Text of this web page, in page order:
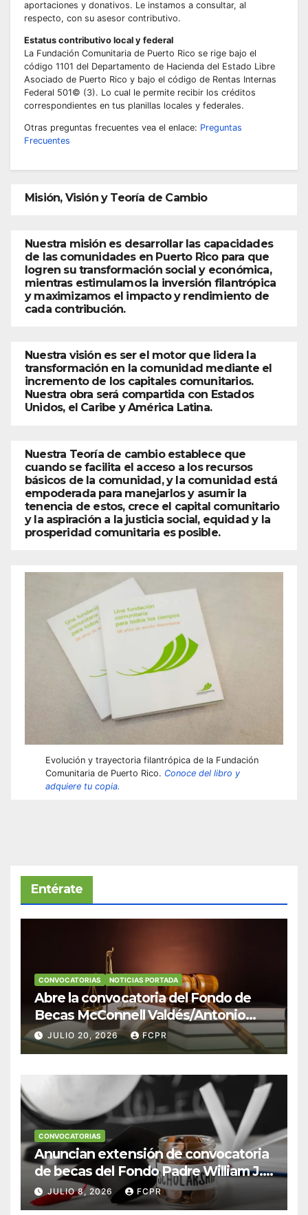
aportaciones y donativos. Le instamos a consultar, al
respecto, con su asesor contributivo.
Estatus contributivo local y federal
La Fundación Comunitaria de Puerto Rico se rige bajo el
código 1101 del Departamento de Hacienda del Estado Libre
Asociado de Puerto Rico y bajo el código de Rentas Internas
Federal 501© (3). Lo cual le permite recibir los créditos
correspondientes en tus planillas locales y federales.
Otras preguntas frecuentes vea el enlace: Preguntas
Frecuentes
Misión, Visión y Teoría de Cambio
Nuestra misión es desarrollar las capacidades
de las comunidades en Puerto Rico para que
logren su transformación social y económica,
mientras estimulamos la inversión filantrópica
y maximizamos el impacto y rendimiento de
cada contribución.
Nuestra visión es ser el motor que lidera la
transformación en la comunidad mediante el
incremento de los capitales comunitarios.
Nuestra obra será compartida con Estados
Unidos, el Caribe y América Latina.
Nuestra Teoría de cambio establece que
cuando se facilita el acceso a los recursos
básicos de la comunidad, y la comunidad está
empoderada para manejarlos y asumir la
tenencia de estos, crece el capital comunitario
y la aspiración a la justicia social, equidad y la
prosperidad comunitaria es posible.
Evolución y trayectoria filantrópica de la Fundación
Comunitaria de Puerto Rico. Conoce del libro y
adquiere tu copia.
Entérate
CONVOCATORIAS NOTICIAS PORTADA
Abre la convocatoria del Fondo de
Becas McConnell Valdés/Antonio
Escudero Viera para estudiantes de
Derecho en Puerto Rico
JULIO 20, 2026 FCPR
CONVOCATORIAS
Anuncian extensión de convocatoria
de becas del Fondo Padre William J.
Hendricks, SJ para estudiantes del
Colegio San Ignacio
JULIO 8, 2026 FCPR